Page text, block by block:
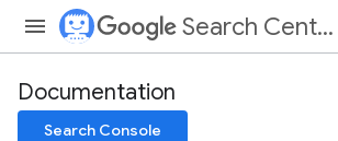
Search Central
Documentation
Search Console